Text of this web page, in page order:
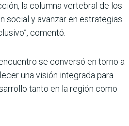
la columna vertebral de los
social y avanzar en estrategias
comentó.
se conversó en torno a
una visión integrada para
tanto en la región como